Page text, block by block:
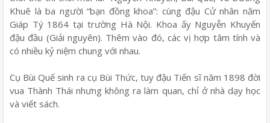
Khuê là ba người “bạn đồng khoa”: cùng đậu Cử nhân năm
Giáp Tý 1864 tại trường Hà Nội. Khoa ấy Nguyễn Khuyến
đậu đầu (Giải nguyên). Thêm vào đó, các vị hợp tâm tính và
có nhiều kỷ niệm chung với nhau.
Cụ Bùi Quế sinh ra cụ Bùi Thức, tuy đậu Tiến sĩ năm 1898 đời
vua Thành Thái nhưng không ra làm quan, chỉ ở nhà dạy học
và viết sách.